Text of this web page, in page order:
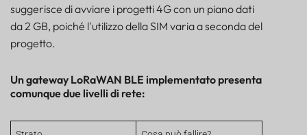
suggerisce di avviare i progetti 4G con un piano dati
da 2 GB, poiché l'utilizzo della SIM varia a seconda del
progetto.
Un gateway LoRaWAN BLE implementato presenta
comunque due livelli di rete: